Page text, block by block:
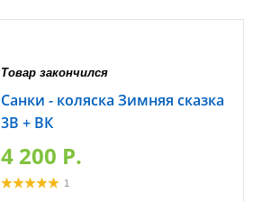
Товар закончился
Санки - коляска Зимняя сказка
3В + ВК
4 200 P.
1